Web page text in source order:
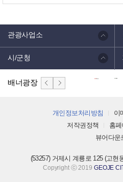
관광사업소
시/군청
배너광장
개인정보처리방침
이
저작권정책
홈
뷰어다운
(53257) 거제시 계룡로 125 (고현
Copyright ⓒ 2019 GEOJE